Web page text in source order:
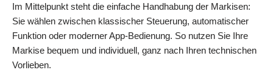
Im Mittelpunkt steht die einfache Handhabung der Markisen:
Sie wählen zwischen klassischer Steuerung, automatischer
Funktion oder moderner App‑Bedienung. So nutzen Sie Ihre
Markise bequem und individuell, ganz nach Ihren technischen
Vorlieben.